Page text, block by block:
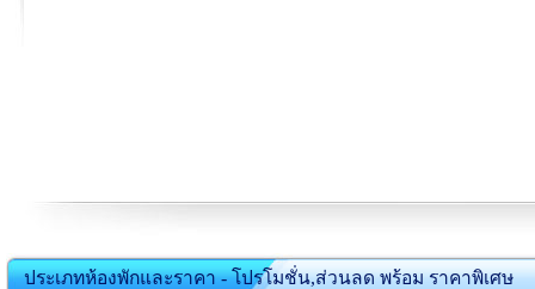
ประเภทห้องพักและราคา - โปรโมชั่น,ส่วนลด พร้อม ราคาพิเศษ